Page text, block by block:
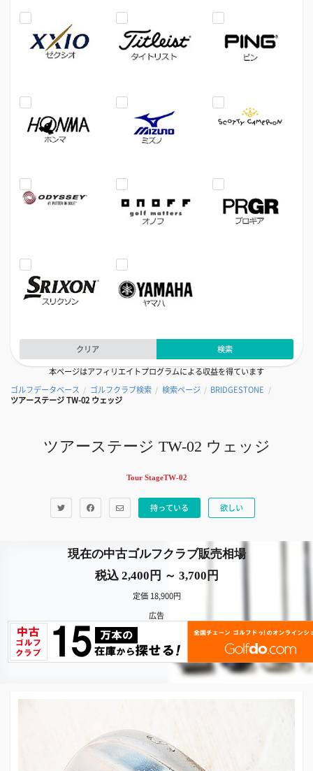
クリア
検索
本ページはアフィリエイトプログラムによる収益を得ています
ゴルフデータベース / ゴルフクラブ検索 / 検索ページ / BRIDGESTONE /
ツアーステージ TW-02 ウェッジ
ツアーステージ TW-02 ウェッジ
Tour StageTW-02
持っている 欲しい
現在の中古ゴルフクラブ販売相場
税込 2,400円 ～ 3,700円
定価 18,900円
広告